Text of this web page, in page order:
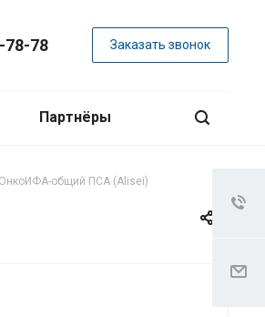
78-78 Заказать звонок
Партнёры
ОнкоИФА-общий ПСА (Alisei)